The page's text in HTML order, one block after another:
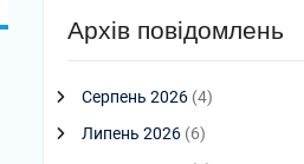
Архів повідомлень
Серпень 2026 (4)
Липень 2026 (6)